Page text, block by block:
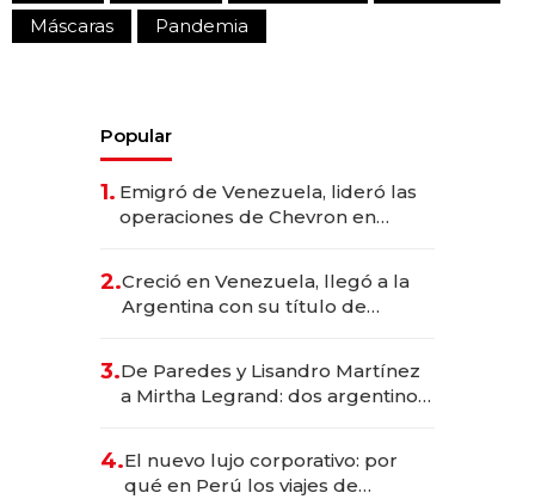
Máscaras
Pandemia
Popular
1. Emigró de Venezuela, lideró las
operaciones de Chevron en
2.Creció en Venezuela, llegó a la
Argentina con su título de
las marcas "fast premium"
3.De Paredes y Lisandro Martínez
a Mirtha Legrand: dos argentinos
4.El nuevo lujo corporativo: por
qué en Perú los viajes de